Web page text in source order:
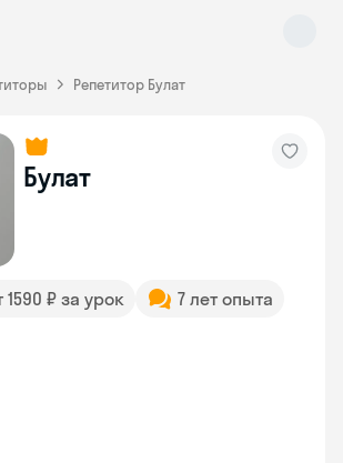
Репетитор Булат
Булат
1590 ₽ за урок 7 лет опыта